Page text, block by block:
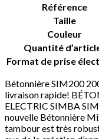
Référence
Taille
Couleur
Quantité
Format de prise
Bétonnière SIM200
livraison rapide!
ELECTRIC SIMBA
nouvelle Bétonnière
tambour est très